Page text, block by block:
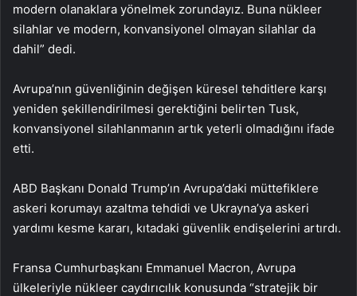
modern olanaklara yönelmek zorundayız. Buna nükleer
silahlar ve modern, konvansiyonel olmayan silahlar da
dahil” dedi.
Avrupa’nın güvenliğinin değişen küresel tehditlere karşı
yeniden şekillendirilmesi gerektiğini belirten Tusk,
konvansiyonel silahlanmanın artık yeterli olmadığını ifade
etti.
ABD Başkanı Donald Trump’ın Avrupa’daki müttefiklere
askeri korumayı azaltma tehdidi ve Ukrayna’ya askeri
yardımı kesme kararı, kıtadaki güvenlik endişelerini artırdı.
Fransa Cumhurbaşkanı Emmanuel Macron, Avrupa
ülkeleriyle nükleer caydırıcılık konusunda “stratejik bir